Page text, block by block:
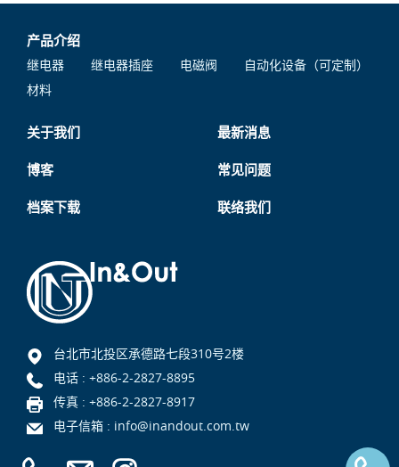
产品介绍
继电器 继电器插座 电磁阀
自动化设备（可定制）
材料
关于我们 最新消息
博客 常见问题
档案下载 联络我们
台北市北投区承德路七段310号2楼
电话 : +886-2-2827-8895
传真 : +886-2-2827-8917
电子信箱 : info@inandout.com.tw